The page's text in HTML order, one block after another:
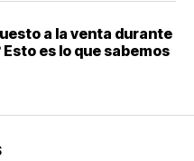
a la venta durante
es lo que sabemos